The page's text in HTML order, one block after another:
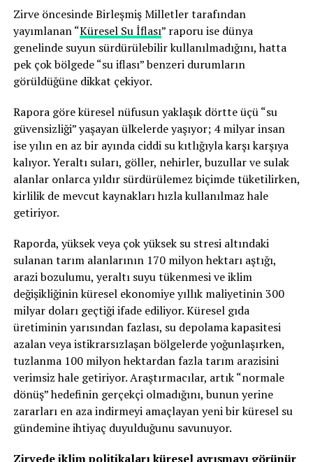
Zirve öncesinde Birleşmiş Milletler tarafından
yayımlanan “Küresel Su İflası” raporu ise dünya
genelinde suyun sürdürülebilir kullanılmadığını, hatta
pek çok bölgede “su iflası” benzeri durumların
görüldüğüne dikkat çekiyor.
Rapora göre küresel nüfusun yaklaşık dörtte üçü “su
güvensizliği” yaşayan ülkelerde yaşıyor; 4 milyar insan
ise yılın en az bir ayında ciddi su kıtlığıyla karşı karşıya
kalıyor. Yeraltı suları, göller, nehirler, buzullar ve sulak
alanlar onlarca yıldır sürdürülemez biçimde tüketilirken,
kirlilik de mevcut kaynakları hızla kullanılmaz hale
getiriyor.
Raporda, yüksek veya çok yüksek su stresi altındaki
sulanan tarım alanlarının 170 milyon hektarı aştığı,
arazi bozulumu, yeraltı suyu tükenmesi ve iklim
değişikliğinin küresel ekonomiye yıllık maliyetinin 300
milyar doları geçtiği ifade ediliyor. Küresel gıda
üretiminin yarısından fazlası, su depolama kapasitesi
azalan veya istikrarsızlaşan bölgelerde yoğunlaşırken,
tuzlanma 100 milyon hektardan fazla tarım arazisini
verimsiz hale getiriyor. Araştırmacılar, artık “normale
dönüş” hedefinin gerçekçi olmadığını, bunun yerine
zararları en aza indirmeyi amaçlayan yeni bir küresel su
gündemine ihtiyaç duyulduğunu savunuyor.
Zirvede iklim politikaları küresel ayrışmayı görünür